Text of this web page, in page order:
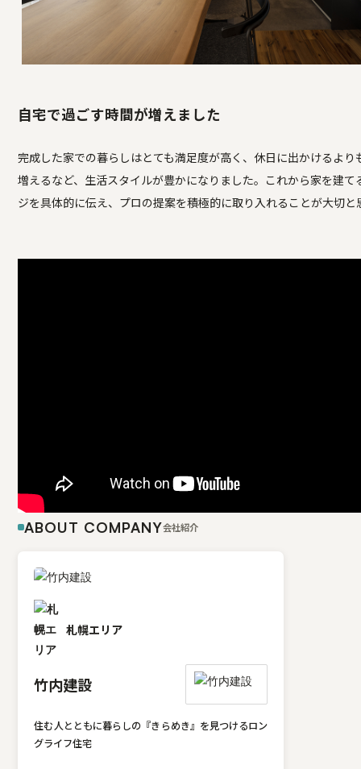
自宅で過ごす時間が増えました
完成した家での暮らしはとても満足度が高く、休日に出かけるよ
増えるなど、生活スタイルが豊かになりました。これから家を建
ジを具体的に伝え、プロの提案を積極的に取り入れることが大切と
ABOUT COMPANY会社紹介
札幌エリア
竹内建設
住む人とともに暮らしの『きらめき』を見つけるロン
グライフ住宅